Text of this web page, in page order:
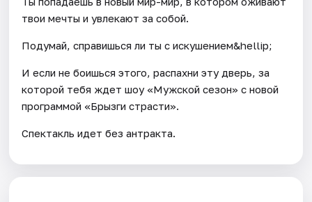
твои мечты и увлекают за собой.
Подумай, справишься ли ты с искушением&hellip;
И если не боишься этого, распахни эту дверь, за
которой тебя ждет шоу «Мужской сезон» с новой
программой «Брызги страсти».
Спектакль идет без антракта.